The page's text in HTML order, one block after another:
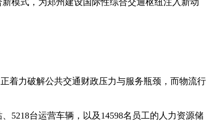
着力破解公共交通财政压力与服务瓶颈，而物流行
5218台运营车辆，以及14598名员工的人力资源储